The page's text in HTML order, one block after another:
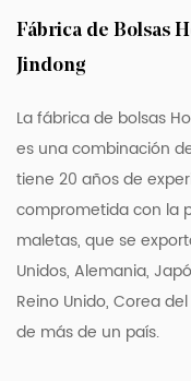
El
El material de
mantener y
para limpiar la
Las maletas
PC con rayas
de la fábrica
distrito Jinhua
equipaje; son
del viajero
de estilo,
Fábrica de Bolsas
Jindong
La fábrica de bolsas
es una combinación
tiene 20 años de
comprometida con la
maletas, que se
Unidos, Alemania,
Reino Unido, Corea
de más de un país.